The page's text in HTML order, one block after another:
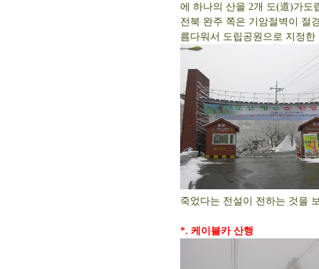
에 하나의 산을 2개 도(道)가도
전북 완주 쪽은 기암절벽이 절
름다워서 도립공원으로 지정한
죽었다는 전설이 전하는 것을
*. 케이블카 산행